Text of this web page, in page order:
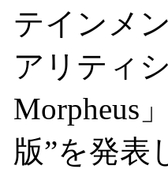
テインメ
アリティ
Morpheus
版”を発表